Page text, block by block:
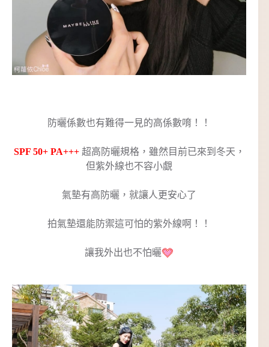
防曬係數也有難得一見的高係數唷！！
SPF 50+ PA+++超高防曬規格，雖然目前已來到冬天，
但紫外線也不容小覷
氣墊有高防曬，就讓人更安心了
拍氣墊還能防禦這可怕的紫外線啊！！
讓我外出也不怕曬